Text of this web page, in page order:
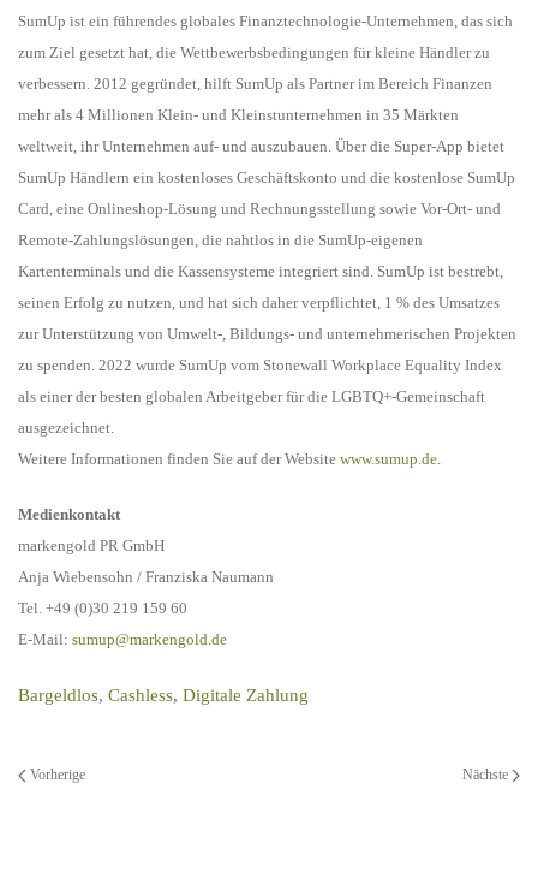
SumUp ist ein führendes globales Finanztechnologie-Unternehmen, das sich
zum Ziel gesetzt hat, die Wettbewerbsbedingungen für kleine Händler zu
verbessern. 2012 gegründet, hilft SumUp als Partner im Bereich Finanzen
mehr als 4 Millionen Klein- und Kleinstunternehmen in 35 Märkten
weltweit, ihr Unternehmen auf- und auszubauen. Über die Super-App bietet
SumUp Händlern ein kostenloses Geschäftskonto und die kostenlose SumUp
Card, eine Onlineshop-Lösung und Rechnungsstellung sowie Vor-Ort- und
Remote-Zahlungslösungen, die nahtlos in die SumUp-eigenen
Kartenterminals und die Kassensysteme integriert sind. SumUp ist bestrebt,
seinen Erfolg zu nutzen, und hat sich daher verpflichtet, 1 % des Umsatzes
zur Unterstützung von Umwelt-, Bildungs- und unternehmerischen Projekten
zu spenden. 2022 wurde SumUp vom Stonewall Workplace Equality Index
als einer der besten globalen Arbeitgeber für die LGBTQ+-Gemeinschaft
ausgezeichnet.
Weitere Informationen finden Sie auf der Website www.sumup.de.
Medienkontakt
markengold PR GmbH
Anja Wiebensohn / Franziska Naumann
Tel. +49 (0)30 219 159 60
E-Mail: sumup@markengold.de
Bargeldlos, Cashless, Digitale Zahlung
Vorherige Nächste